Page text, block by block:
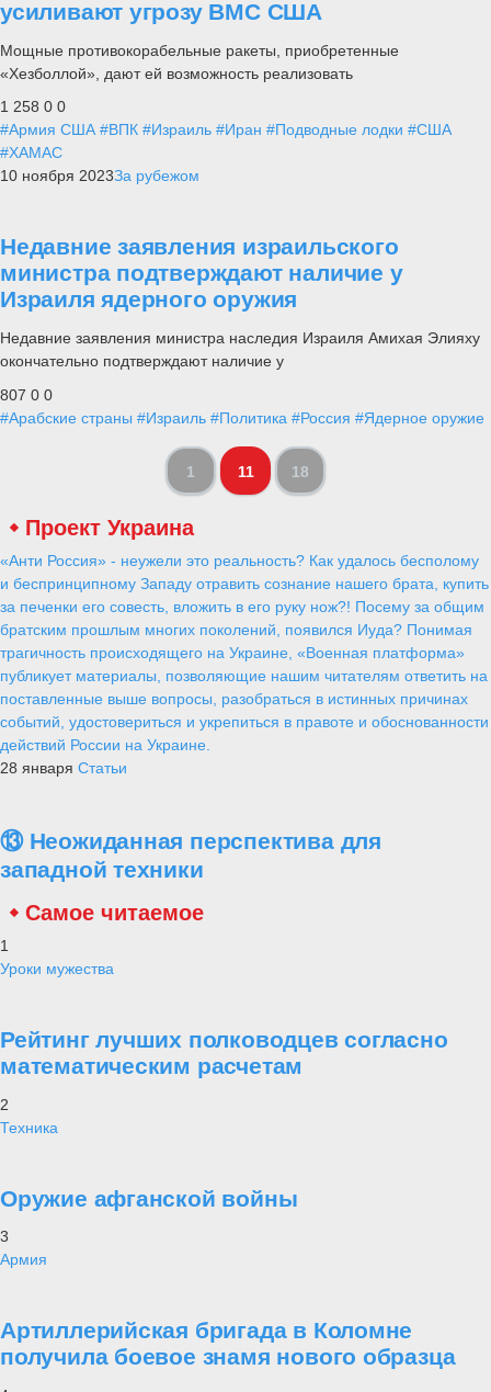
усиливают угрозу ВМС США
Мощные противокорабельные ракеты, приобретенные
«Хезболлой», дают ей возможность реализовать
1 258 0 0
#Армия США #ВПК #Израиль #Иран #Подводные лодки #США
#ХАМАС
10 ноября 2023За рубежом
Недавние заявления израильского
министра подтверждают наличие у
Израиля ядерного оружия
Недавние заявления министра наследия Израиля Амихая Элияху
окончательно подтверждают наличие у
807 0 0
#Арабские страны #Израиль #Политика #Россия #Ядерное оружие
1 11 18
Проект Украина
«Анти Россия» - неужели это реальность? Как удалось бесполому
и беспринципному Западу отравить сознание нашего брата, купить
за печенки его совесть, вложить в его руку нож?! Посему за общим
братским прошлым многих поколений, появился Иуда? Понимая
трагичность происходящего на Украине, «Военная платформа»
публикует материалы, позволяющие нашим читателям ответить на
поставленные выше вопросы, разобраться в истинных причинах
событий, удостовериться и укрепиться в правоте и обоснованности
действий России на Украине.
28 января Статьи
⑬ Неожиданная перспектива для
западной техники
Самое читаемое
1
Уроки мужества
Рейтинг лучших полководцев согласно
математическим расчетам
2
Техника
Оружие афганской войны
3
Армия
Артиллерийская бригада в Коломне
получила боевое знамя нового образца